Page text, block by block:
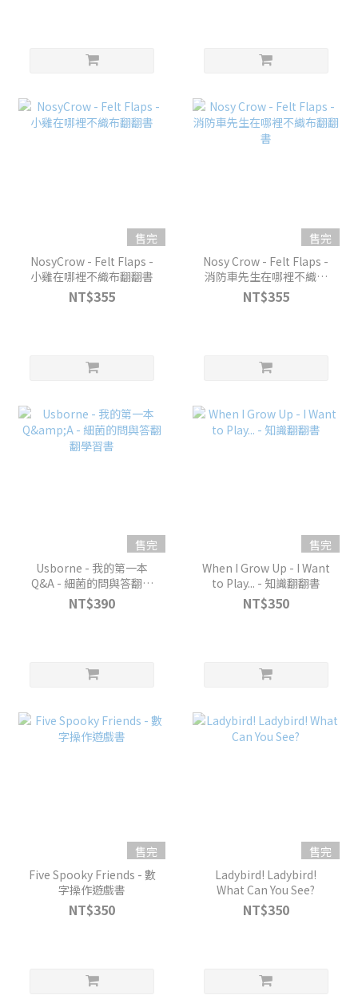
售完
NosyCrow - Felt Flaps -
小雞在哪裡不織布翻翻書
NT$355
售完
Nosy Crow - Felt Flaps -
消防車先生在哪裡不織布
翻翻書
NT$355
售完
Usborne - 我的第一本
Q&A - 細菌的問與答翻翻
學習書
NT$390
售完
When I Grow Up - I Want
to Play... - 知識翻翻書
NT$350
售完
Five Spooky Friends - 數
字操作遊戲書
NT$350
售完
Ladybird! Ladybird!
What Can You See?
NT$350